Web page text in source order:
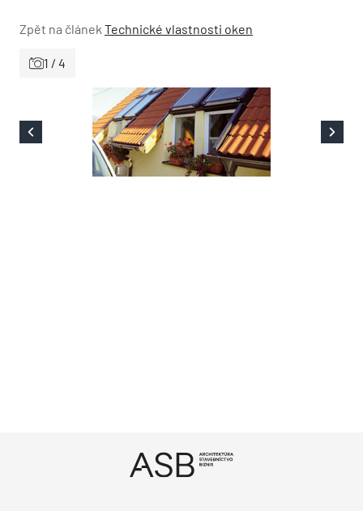
Zpět na článek Technické vlastnosti oken
1 / 4